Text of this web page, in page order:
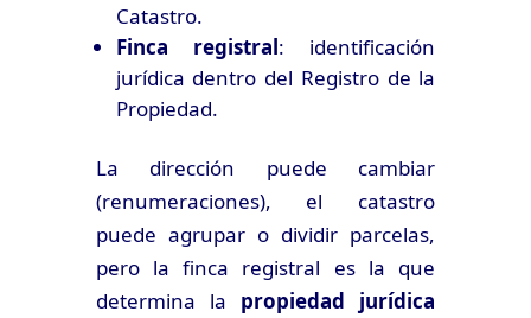
Catastro.
Finca registral: identificación
jurídica dentro del Registro de la
Propiedad.
La dirección puede cambiar
(renumeraciones), el catastro
puede agrupar o dividir parcelas,
pero la finca registral es la que
determina la propiedad jurídica